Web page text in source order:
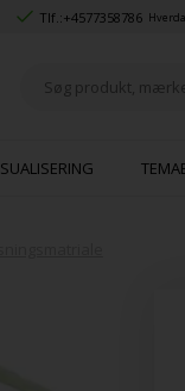
Tlf.:+4577358786